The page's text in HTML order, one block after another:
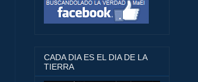
CADA DIA ES EL DIA DE LA
TIERRA